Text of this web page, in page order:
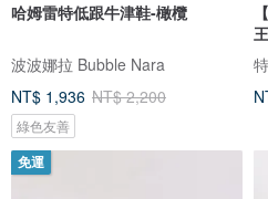
哈姆雷特低跟牛津鞋-橄欖
波波娜拉 Bubble Nara
NT$ 1,936 NT$ 2,200
綠色友善
免運